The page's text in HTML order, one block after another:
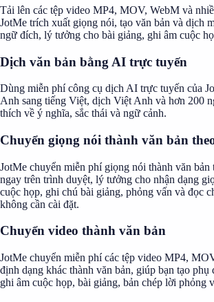
Tải lên các tệp video MP4, MOV, WebM và
JotMe trích xuất giọng nói, tạo văn bản và dịch
ngữ đích, lý tưởng cho bài giảng, ghi âm cuộc
Dịch văn bản bằng AI trực tuyến
Dùng miễn phí công cụ dịch AI trực tuyến của
Anh sang tiếng Việt, dịch Việt Anh và hơn 200
thích về ý nghĩa, sắc thái và ngữ cảnh.
Chuyển giọng nói thành văn bản
JotMe chuyển miễn phí giọng nói thành văn bản
ngay trên trình duyệt, lý tưởng cho nhận dạng
cuộc họp, ghi chú bài giảng, phỏng vấn và đọc
không cần cài đặt.
Chuyển video thành văn bản
JotMe chuyển miễn phí các tệp video MP4,
định dạng khác thành văn bản, giúp bạn tạo phụ
ghi âm cuộc họp, bài giảng, bản chép lời phỏng